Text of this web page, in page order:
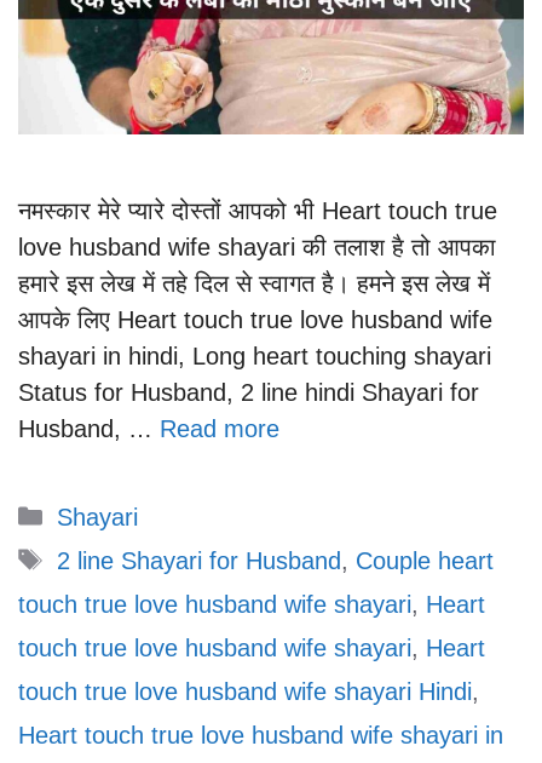
नमस्कार मेरे प्यारे दोस्तों आपको भी Heart touch true
love husband wife shayari की तलाश है तो आपका
हमारे इस लेख में तहे दिल से स्वागत है। हमने इस लेख में
आपके लिए Heart touch true love husband wife
shayari in hindi, Long heart touching shayari
Status for Husband, 2 line hindi Shayari for
Husband, … Read more
Categories
Shayari
Tags
2 line Shayari for Husband, Couple heart
touch true love husband wife shayari, Heart
touch true love husband wife shayari, Heart
touch true love husband wife shayari Hindi,
Heart touch true love husband wife shayari in